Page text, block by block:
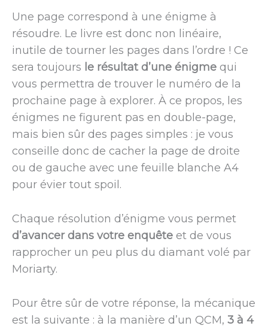
Une page correspond à une énigme à
résoudre. Le livre est donc non linéaire,
inutile de tourner les pages dans l’ordre ! Ce
sera toujours le résultat d’une énigme qui
vous permettra de trouver le numéro de la
prochaine page à explorer. À ce propos, les
énigmes ne figurent pas en double-page,
mais bien sûr des pages simples : je vous
conseille donc de cacher la page de droite
ou de gauche avec une feuille blanche A4
pour évier tout spoil.
Chaque résolution d’énigme vous permet
d’avancer dans votre enquête et de vous
rapprocher un peu plus du diamant volé par
Moriarty.
Pour être sûr de votre réponse, la mécanique
est la suivante : à la manière d’un QCM, 3 à 4